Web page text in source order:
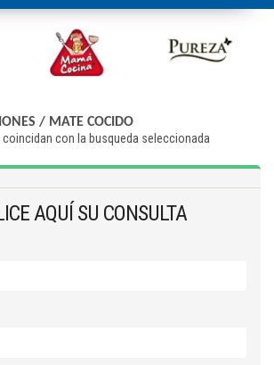
/ MATE COCIDO
coincidan con la busqueda seleccionada
AQUÍ SU CONSULTA